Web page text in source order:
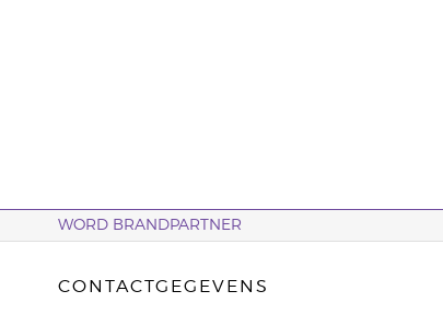
WORD BRANDPARTNER
CONTACTGEGEVENS